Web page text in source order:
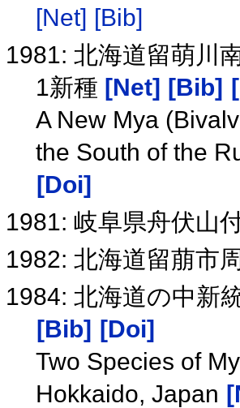
[Net] [Bib]
1981: 北海道留萌川
1新種 [Net] [Bib]
A New Mya
the South of the
[Doi]
1981: 岐阜県舟伏山
1982: 北海道留萠市
1984: 北海道の中新
[Bib] [Doi]
Two Species of
Hokkaido, Japan